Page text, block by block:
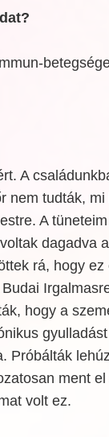
A
nem tudták,
A
dagadva
rá, hogy
hogy a
Próbálták
ment
volt ez.